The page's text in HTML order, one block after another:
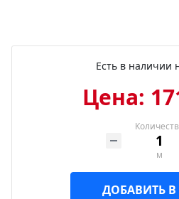
Есть в наличии
Цена:
м
ДОБАВИТЬ В